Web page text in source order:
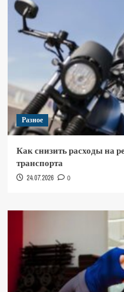
Разное
Как снизить расходы на
транспорта
24.07.2026 0